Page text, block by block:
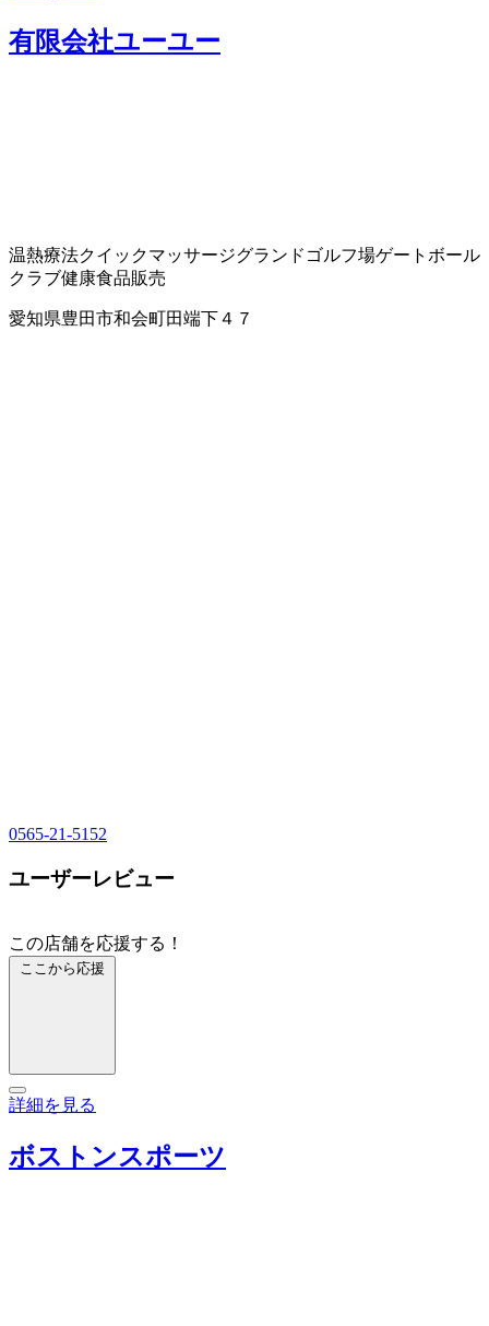
有限会社ユーユー
温熱療法クイックマッサージグランドゴルフ場ゲートボール
クラブ健康食品販売
愛知県豊田市和会町田端下４７
0565-21-5152
ユーザーレビュー
この店舗を応援する！
ここから応援
詳細を見る
ボストンスポーツ